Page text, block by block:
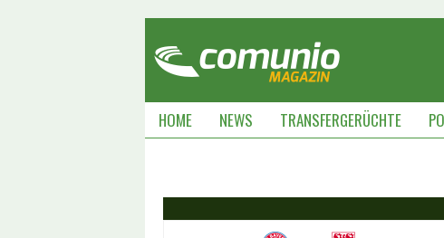
HOME NEWS TRANSFERGERÜCHTE